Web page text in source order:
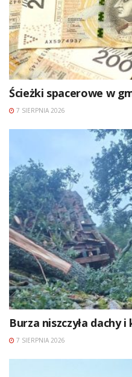
Ścieżki spacerowe w
7 SIERPNIA 2026
Burza niszczyła dachy i
7 SIERPNIA 2026